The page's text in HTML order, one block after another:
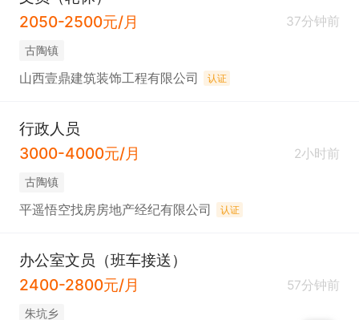
2050-2500元/月
37分钟前
古陶镇
山西壹鼎建筑装饰工程有限公司 认证
行政人员
3000-4000元/月
2小时前
古陶镇
平遥悟空找房房地产经纪有限公司 认证
办公室文员（班车接送）
2400-2800元/月
57分钟前
朱坑乡